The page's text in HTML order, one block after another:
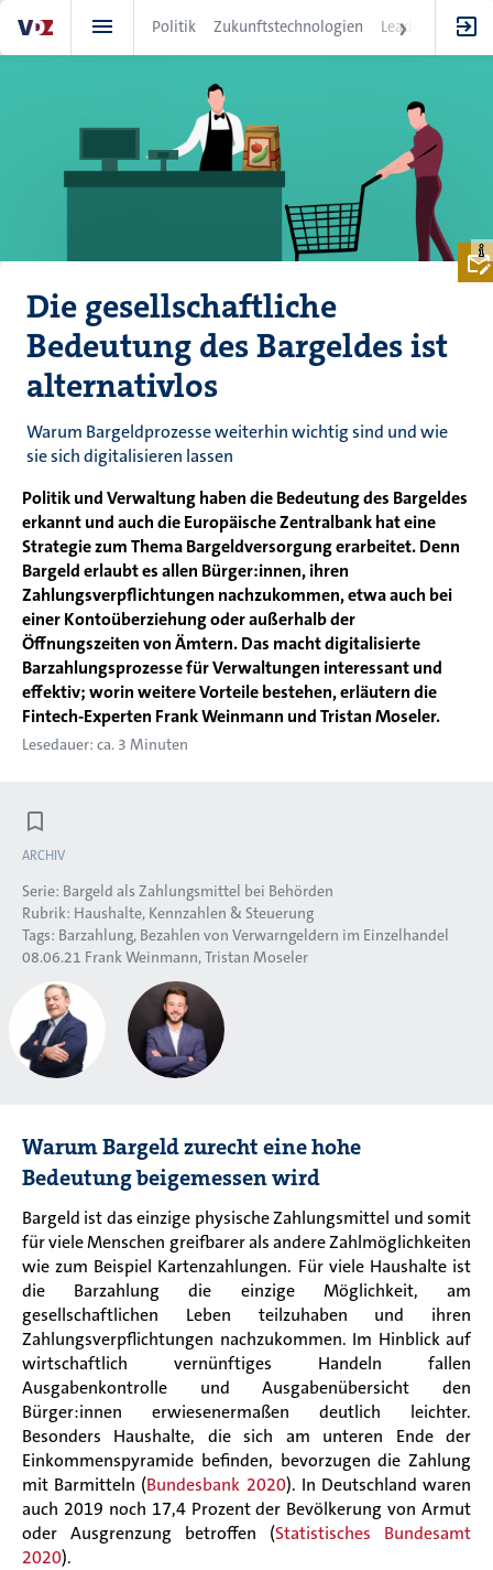
zum
Inhalt
Politik Zukunftstechnologien Leadership
Die gesellschaftliche
Bedeutung des Bargeldes ist
alternativlos
Warum Bargeldprozesse weiterhin wichtig sind und wie
sie sich digitalisieren lassen
Politik und Verwaltung haben die Bedeutung des Bargeldes
erkannt und auch die Europäische Zentralbank hat eine
Strategie zum Thema Bargeldversorgung erarbeitet. Denn
Bargeld erlaubt es allen Bürger:innen, ihren
Zahlungsverpflichtungen nachzukommen, etwa auch bei
einer Kontoüberziehung oder außerhalb der
Öffnungszeiten von Ämtern. Das macht digitalisierte
Barzahlungsprozesse für Verwaltungen interessant und
effektiv; worin weitere Vorteile bestehen, erläutern die
Fintech-Experten Frank Weinmann und Tristan Moseler.
Lesedauer: ca. 3 Minuten
ARCHIV
Serie: Bargeld als Zahlungsmittel bei Behörden
Rubrik: Haushalte, Kennzahlen & Steuerung
Tags: Barzahlung Bezahlen von Verwarngeldern im Einzelhandel
08.06.21 Frank Weinmann Tristan Moseler
Warum Bargeld zurecht eine hohe
Bedeutung beigemessen wird
Bargeld ist das einzige physische Zahlungsmittel und somit
für viele Menschen greifbarer als andere Zahlmöglichkeiten
wie zum Beispiel Kartenzahlungen. Für viele Haushalte ist
die Barzahlung die einzige Möglichkeit, am
gesellschaftlichen Leben teilzuhaben und ihren
Zahlungsverpflichtungen nachzukommen. Im Hinblick auf
wirtschaftlich vernünftiges Handeln fallen
Ausgabenkontrolle und Ausgabenübersicht den
Bürger:innen erwiesenermaßen deutlich leichter.
Besonders Haushalte, die sich am unteren Ende der
Einkommenspyramide befinden, bevorzugen die Zahlung
mit Barmitteln (Bundesbank 2020). In Deutschland waren
auch 2019 noch 17,4 Prozent der Bevölkerung von Armut
oder Ausgrenzung betroffen (Statistisches Bundesamt
2020).